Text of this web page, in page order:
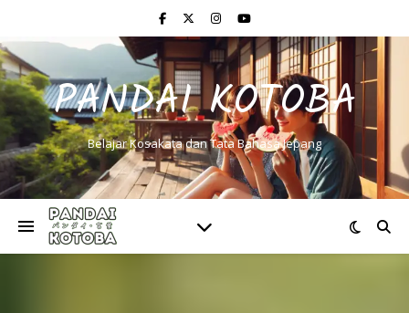
PANDAI KOTOBA
Belajar Kosakata dan Tata Bahasa Jepang